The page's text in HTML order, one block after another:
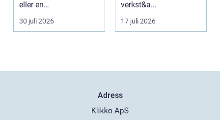
eller en
lantbruksanläggning
moderniseras ä...
30 juli 2026
verkst&a...
17 juli 2026
Adress